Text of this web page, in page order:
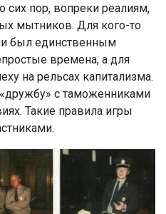
пор, вопреки реалиям,
мытников. Для кого-то
был единственным
времена, а для
на рельсах капитализма.
с таможенниками
Такие правила игры